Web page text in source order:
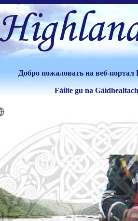
Добро пожаловать на веб-портал
Fàilte gu na